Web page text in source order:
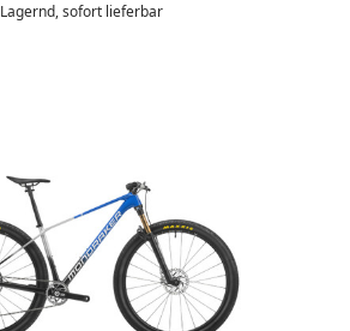
Lagernd, sofort lieferbar